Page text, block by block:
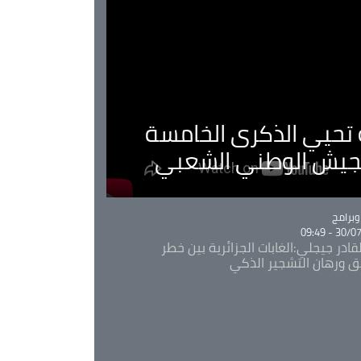
تحيي الذكرى الخامسة
الوطني الشعبي
30/07/
جيجلي:الغابات الجزائرية بين خطر
ورهان التشجير الذكي